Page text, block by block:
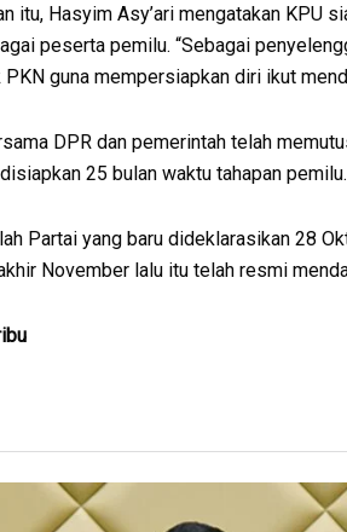
itu, Hasyim Asy’ari mengatakan KPU
peserta pemilu. “Sebagai
guna mempersiapkan diri ikut
DPR dan pemerintah telah
25 bulan waktu tahapan pemilu.
Partai yang baru dideklarasikan 28
November lalu itu telah resmi